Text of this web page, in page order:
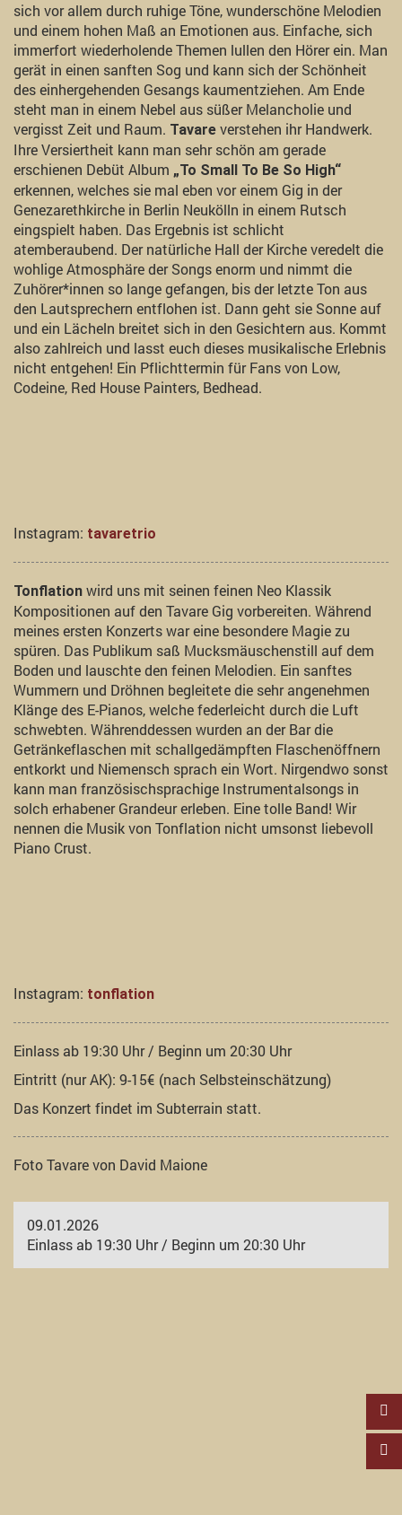
sich vor allem durch ruhige Töne, wunderschöne Melodien
und einem hohen Maß an Emotionen aus. Einfache, sich
immerfort wiederholende Themen lullen den Hörer ein. Man
gerät in einen sanften Sog und kann sich der Schönheit
des einhergehenden Gesangs kaumentziehen. Am Ende
steht man in einem Nebel aus süßer Melancholie und
vergisst Zeit und Raum. Tavare verstehen ihr Handwerk.
Ihre Versiertheit kann man sehr schön am gerade
erschienen Debüt Album „To Small To Be So High“
erkennen, welches sie mal eben vor einem Gig in der
Genezarethkirche in Berlin Neukölln in einem Rutsch
eingspielt haben. Das Ergebnis ist schlicht
atemberaubend. Der natürliche Hall der Kirche veredelt die
wohlige Atmosphäre der Songs enorm und nimmt die
Zuhörer*innen so lange gefangen, bis der letzte Ton aus
den Lautsprechern entflohen ist. Dann geht sie Sonne auf
und ein Lächeln breitet sich in den Gesichtern aus. Kommt
also zahlreich und lasst euch dieses musikalische Erlebnis
nicht entgehen! Ein Pflichttermin für Fans von Low,
Codeine, Red House Painters, Bedhead.
Instagram: tavaretrio
Tonflation wird uns mit seinen feinen Neo Klassik
Kompositionen auf den Tavare Gig vorbereiten. Während
meines ersten Konzerts war eine besondere Magie zu
spüren. Das Publikum saß Mucksmäuschenstill auf dem
Boden und lauschte den feinen Melodien. Ein sanftes
Wummern und Dröhnen begleitete die sehr angenehmen
Klänge des E-Pianos, welche federleicht durch die Luft
schwebten. Währenddessen wurden an der Bar die
Getränkeflaschen mit schallgedämpften Flaschenöffnern
entkorkt und Niemensch sprach ein Wort. Nirgendwo sonst
kann man französischsprachige Instrumentalsongs in
solch erhabener Grandeur erleben. Eine tolle Band! Wir
nennen die Musik von Tonflation nicht umsonst liebevoll
Piano Crust.
Instagram: tonflation
Einlass ab 19:30 Uhr / Beginn um 20:30 Uhr
Eintritt (nur AK): 9-15€ (nach Selbsteinschätzung)
Das Konzert findet im Subterrain statt.
Foto Tavare von David Maione
09.01.2026
Einlass ab 19:30 Uhr / Beginn um 20:30 Uhr